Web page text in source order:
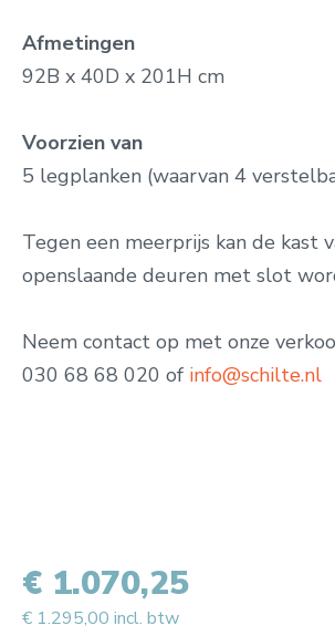
Afmetingen
92B x 40D x 201H cm
Voorzien van
5 legplanken (waarvan 4
Tegen een meerprijs kan de kast
openslaande deuren met slot
Neem contact op met onze
030 68 68 020 of info@schilte.nl
€ 1.070,25
€ 1.295,00 incl. btw